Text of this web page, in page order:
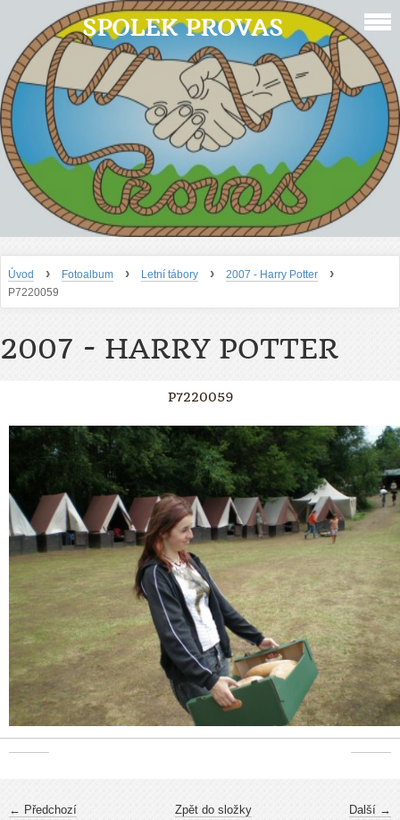
SPOLEK PROVAS
Úvod › Fotoalbum › Letní tábory › 2007 - Harry Potter ›
P7220059
2007 - HARRY POTTER
P7220059
← Předchozí Další →
Zpět do složky